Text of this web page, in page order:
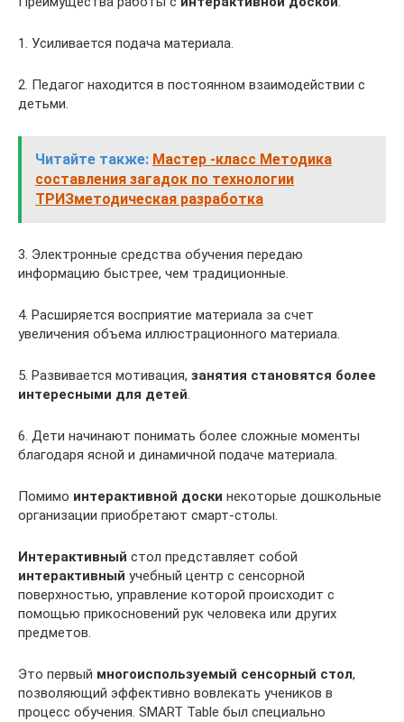
1. Усиливается подача материала.
2. Педагог находится в постоянном взаимодействии с
детьми.
Читайте также: Мастер -класс Методика
составления загадок по технологии
ТРИЗметодическая разработка
3. Электронные средства обучения передаю
информацию быстрее, чем традиционные.
4. Расширяется восприятие материала за счет
увеличения объема иллюстрационного материала.
5. Развивается мотивация, занятия становятся более
интересными для детей.
6. Дети начинают понимать более сложные моменты
благодаря ясной и динамичной подаче материала.
Помимо интерактивной доски некоторые дошкольные
организации приобретают смарт-столы.
Интерактивный стол представляет собой
интерактивный учебный центр с сенсорной
поверхностью, управление которой происходит с
помощью прикосновений рук человека или других
предметов.
Это первый многоиспользуемый сенсорный стол,
позволяющий эффективно вовлекать учеников в
процесс обучения. SMART Table был специально